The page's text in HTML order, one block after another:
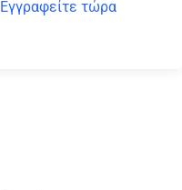
Εγγραφείτε τώρα